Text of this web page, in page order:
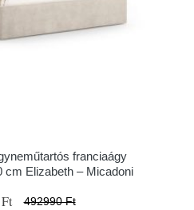
franciaágy
cm Elizabeth – Micadoni
492990 Ft